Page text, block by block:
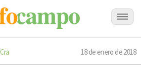
Cra 18 de enero de 2018